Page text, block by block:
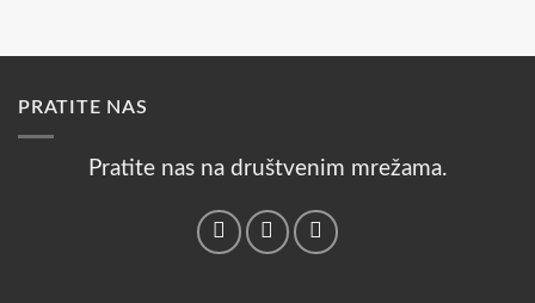
PRATITE NAS
Pratite nas na društvenim mrežama.